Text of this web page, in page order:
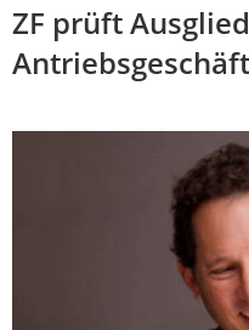
ZF prüft